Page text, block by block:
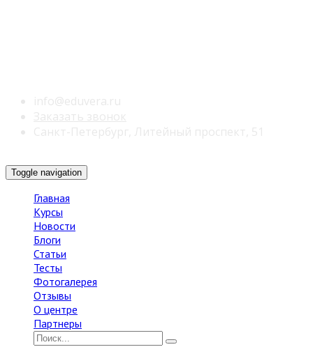
Toggle navigation
Главная
Курсы
Новости
Блоги
Статьи
Тесты
Фотогалерея
Отзывы
О центре
Партнеры